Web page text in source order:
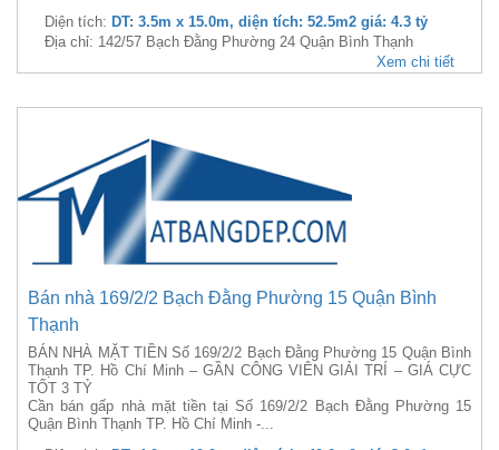
Diện tích: DT: 3.5m x 15.0m, diện tích: 52.5m2 giá: 4.3 tỷ
Địa chỉ: 142/57 Bạch Đằng Phường 24 Quận Bình Thạnh
Xem chi tiết
Bán nhà 169/2/2 Bạch Đằng Phường 15 Quận Bình
Thạnh
BÁN NHÀ MẶT TIỀN Số 169/2/2 Bạch Đằng Phường 15 Quận Bình
Thạnh TP. Hồ Chí Minh – GẦN CÔNG VIÊN GIẢI TRÍ – GIÁ CỰC
TỐT 3 TỶ
Cần bán gấp nhà mặt tiền tại Số 169/2/2 Bạch Đằng Phường 15
Quận Bình Thạnh TP. Hồ Chí Minh -...